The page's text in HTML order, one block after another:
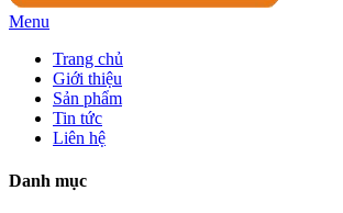
Menu
Trang chủ
Giới thiệu
Sản phẩm
Tin tức
Liên hệ
Danh mục